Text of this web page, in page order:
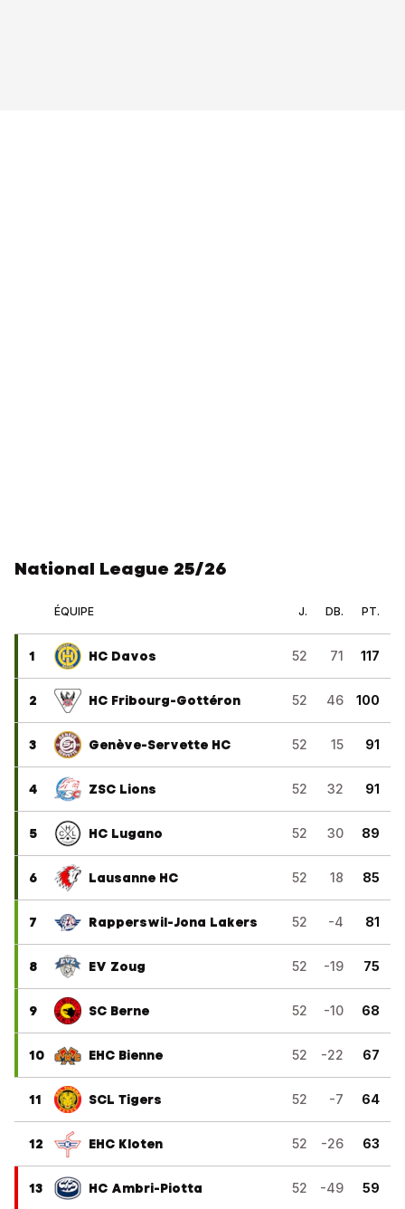
National League 25/26
ÉQUIPE J. DB. PT.
1 HC Davos 52 71 117
2 HC Fribourg-Gottéron 52 46 100
3 Genève-Servette HC 52 15 91
4 ZSC Lions 52 32 91
5 HC Lugano 52 30 89
6 Lausanne HC 52 18 85
7 Rapperswil-Jona Lakers 52 -4 81
8 EV Zoug 52 -19 75
9 SC Berne 52 -10 68
10 EHC Bienne 52 -22 67
11 SCL Tigers 52 -7 64
12 EHC Kloten 52 -26 63
13 HC Ambri-Piotta 52 -49 59